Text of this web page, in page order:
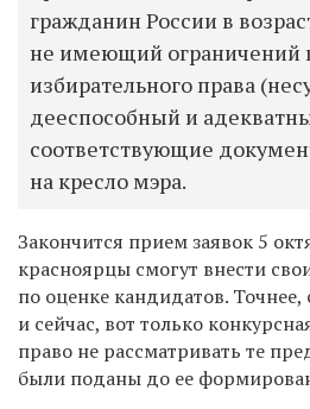
гражданин России в
не имеющий ограничений
избирательного права
дееспособный и
соответствующие
на кресло мэра.
Закончится прием заявок 5
красноярцы смогут внести
по оценке кандидатов. Точнее,
и сейчас, вот только
право не рассматривать те
были поданы до ее